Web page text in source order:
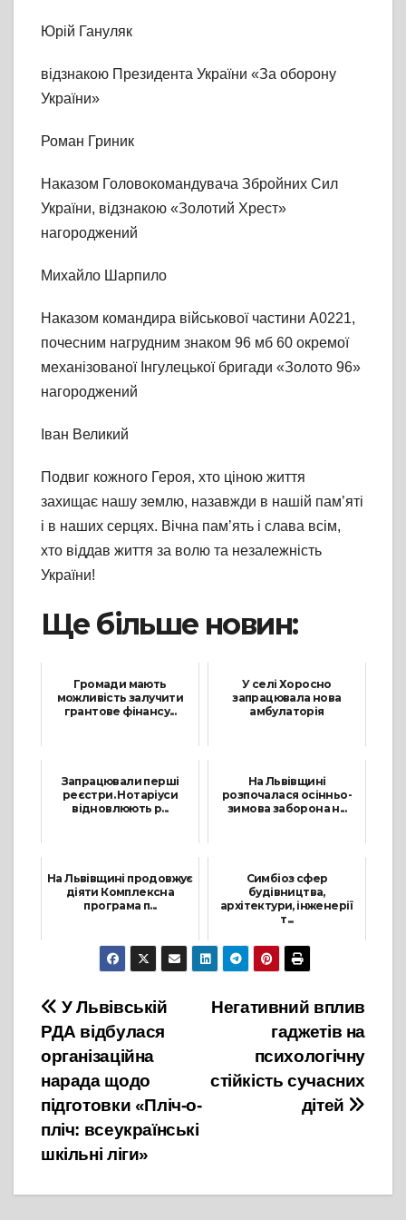
Юрій Гануляк
відзнакою Президента України «За оборону
України»
Роман Гриник
Наказом Головокомандувача Збройних Сил
України, відзнакою «Золотий Хрест»
нагороджений
Михайло Шарпило
Наказом командира військової частини А0221,
почесним нагрудним знаком 96 мб 60 окремої
механізованої Інгулецької бригади «Золото 96»
нагороджений
Іван Великий
Подвиг кожного Героя, хто ціною життя
захищає нашу землю, назавжди в нашій пам’яті
і в наших серцях. Вічна пам’ять і слава всім,
хто віддав життя за волю та незалежність
України!
Ще більше новин:
Громади мають
можливість залучити
грантове фінансу...
У селі Хоросно
запрацювала нова
амбулаторія
Запрацювали перші
реєстри. Нотаріуси
відновлюють р...
На Львівщині
розпочалася осінньо-
зимова заборона н...
На Львівщині продовжує
діяти Комплексна
програма п...
1 Липня, 2022
Симбіоз сфер
будівництва,
архітектури, інженерії
т...
22 Грудня, 2022
Навігація
записів
Негативний вплив
гаджетів на
психологічну
стійкість сучасних
дітей
У Львівській
РДА відбулася
організаційна
нарада щодо
підготовки «Пліч-о-
пліч: всеукраїнські
шкільні ліги»